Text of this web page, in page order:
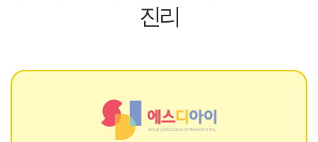
진리